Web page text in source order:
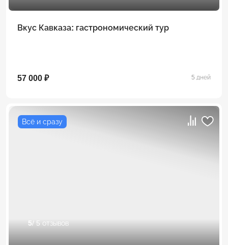
Вкус Кавказа: гастрономический тур
57 000 ₽ 5 дней
Всё и сразу
5/ 5 отзывов